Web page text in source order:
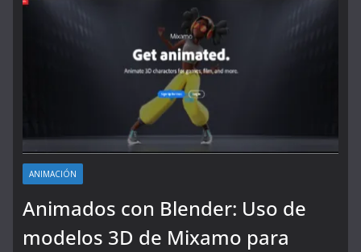
ANIMACIÓN
Animados con Blender: Uso de
modelos 3D de Mixamo para